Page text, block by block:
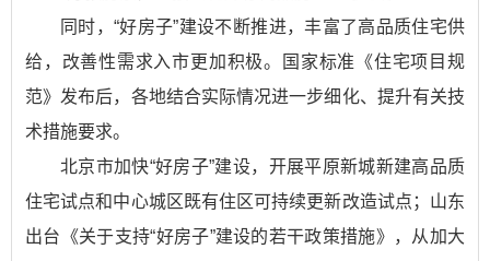
同时，“好房子”建设不断推进，丰富了高品质住宅供
给，改善性需求入市更加积极。国家标准《住宅项目规
范》发布后，各地结合实际情况进一步细化、提升有关技
术措施要求。
北京市加快“好房子”建设，开展平原新城新建高品质
住宅试点和中心城区既有住区可持续更新改造试点；山东
出台《关于支持“好房子”建设的若干政策措施》，从加大